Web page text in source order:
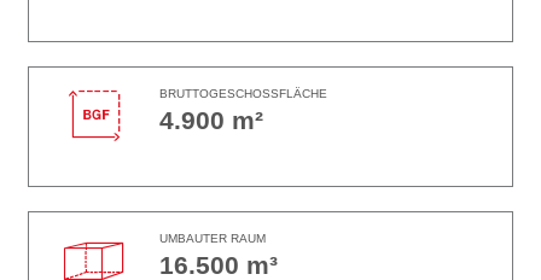
BRUTTOGESCHOSSFLÄCHE
4.900 m²
UMBAUTER RAUM
16.500 m³